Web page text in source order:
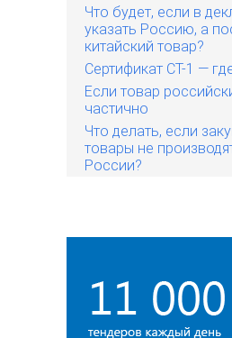
Что будет, если в
указать Россию, а
китайский товар?
Сертификат СТ-1 —
Если товар
частично
Что делать, если
товары не
России?